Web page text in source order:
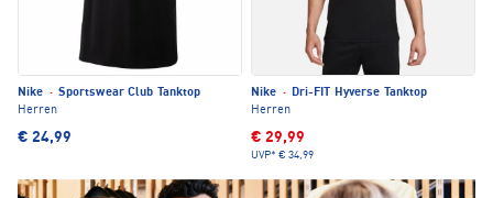
Nike · Sportswear Club Tanktop
Herren
€ 24,99
Nike ·
Dri-FIT Hyverse Tanktop
Herren
€ 29,99
UVP* € 34,99